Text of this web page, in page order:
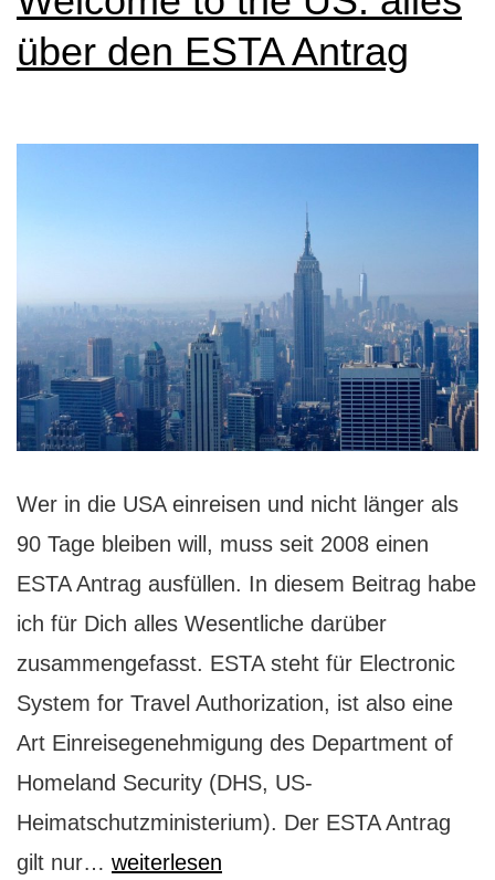
über den ESTA Antrag
Wer in die USA einreisen und nicht länger als
90 Tage bleiben will, muss seit 2008 einen
ESTA Antrag ausfüllen. In diesem Beitrag habe
ich für Dich alles Wesentliche darüber
zusammengefasst. ESTA steht für Electronic
System for Travel Authorization, ist also eine
Art Einreisegenehmigung des Department of
Homeland Security (DHS, US-
Heimatschutzministerium). Der ESTA Antrag
gilt nur… Welcome
weiterlesen